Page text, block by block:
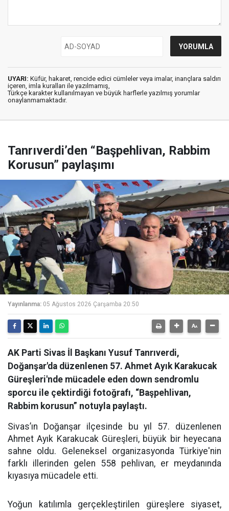
UYARI: Küfür, hakaret, rencide edici cümleler veya imalar, inançlara saldırı
içeren, imla kuralları ile yazılmamış,
Türkçe karakter kullanılmayan ve büyük harflerle yazılmış yorumlar
onaylanmamaktadır.
Tanrıverdi’den “Başpehlivan, Rabbim
Korusun” paylaşımı
Yayınlanma: 05 Ağustos 2026 Çarşamba 20:50
AK Parti Sivas İl Başkanı Yusuf Tanrıverdi,
Doğanşar'da düzenlenen 57. Ahmet Ayık Karakucak
Güreşleri'nde mücadele eden down sendromlu
sporcu ile çektirdiği fotoğrafı, “Başpehlivan,
Rabbim korusun” notuyla paylaştı.
Sivas’ın Doğanşar ilçesinde bu yıl 57. düzenlenen
Ahmet Ayık Karakucak Güreşleri, büyük bir heyecana
sahne oldu. Geleneksel organizasyonda Türkiye'nin
farklı illerinden gelen 558 pehlivan, er meydanında
kıyasıya mücadele etti.
Yoğun katılımla gerçekleştirilen güreşlere siyaset,